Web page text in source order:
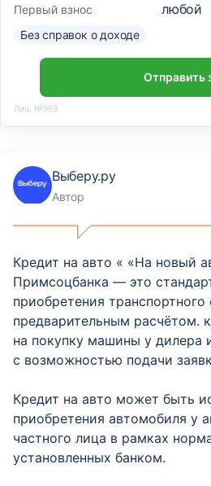
Первый взнос любой
Без справок о доходе
Отправить
Лиц. №963
Выберу.ру
Автор
Кредит на авто « «На новый
Примсоцбанка — это
приобретения транспортного
предварительным расчётом.
на покупку машины у дилера
с возможностью подачи
Кредит на авто может быть
приобретения автомобиля у
частного лица в рамках
установленных банком.